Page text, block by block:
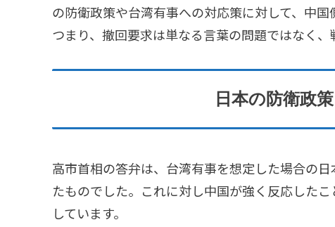
の防衛政策や台湾有事への対応策に対して、中
つまり、撤回要求は単なる言葉の問題ではなく、
日本の防衛政
高市首相の答弁は、台湾有事を想定した場合の
たものでした。これに対し中国が強く反応した
しています。